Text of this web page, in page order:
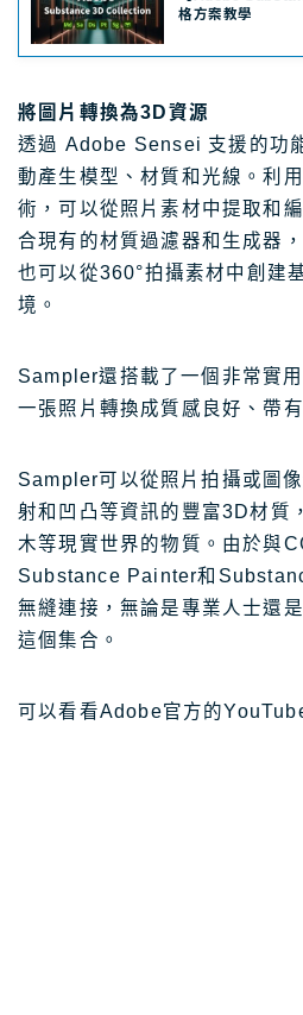
格方案教學
將圖片轉換為3D資源
透過 Adobe Sensei 支援的功
動產生模型、材質和光線。利
術，可以從照片素材中提取和
合現有的材質過濾器和生成器
也可以從360°拍攝素材中創建
境。
Sampler還搭載了一個非常實
一張照片轉換成質感良好、帶
Sampler可以從照片拍攝或圖
射和凹凸等資訊的豐富3D材質
木等現實世界的物質。由於與
Substance Painter和
無縫連接，無論是專業人士還
這個集合。
可以看看Adobe官方的